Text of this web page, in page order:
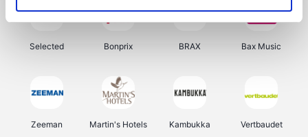
Selected Bonprix BRAX Bax Music
Zeeman Martin's Hotels Kambukka Vertbaudet